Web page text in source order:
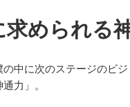
められる
中に次のステージのビ
力」。